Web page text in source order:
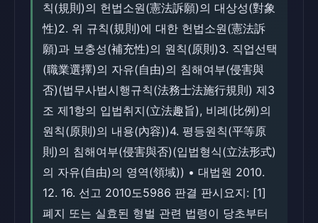
칙(規則)의 헌법소원(憲法訴願)의 대상성(對象
性)2. 위 규칙(規則)에 대한 헌법소원(憲法訴
願)과 보충성(補充性)의 원칙(原則)3. 직업선택
(職業選擇)의 자유(自由)의 침해여부(侵害與
否)(법무사법시행규칙(法務士法施行規則) 제3
조 제1항의 입법취지(立法趣旨), 비례(比例)의
원칙(原則)의 내용(內容))4. 평등원칙(平等原
則)의 침해여부(侵害與否)(입법형식(立法形式)
의 자유(自由)의 영역(領域)) • 대법원 2010.
12. 16. 선고 2010도5986 판결 판시요지: [1]
폐지 또는 실효된 형벌 관련 법령이 당초부터